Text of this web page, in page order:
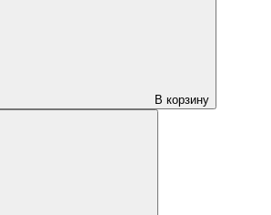
В корзину